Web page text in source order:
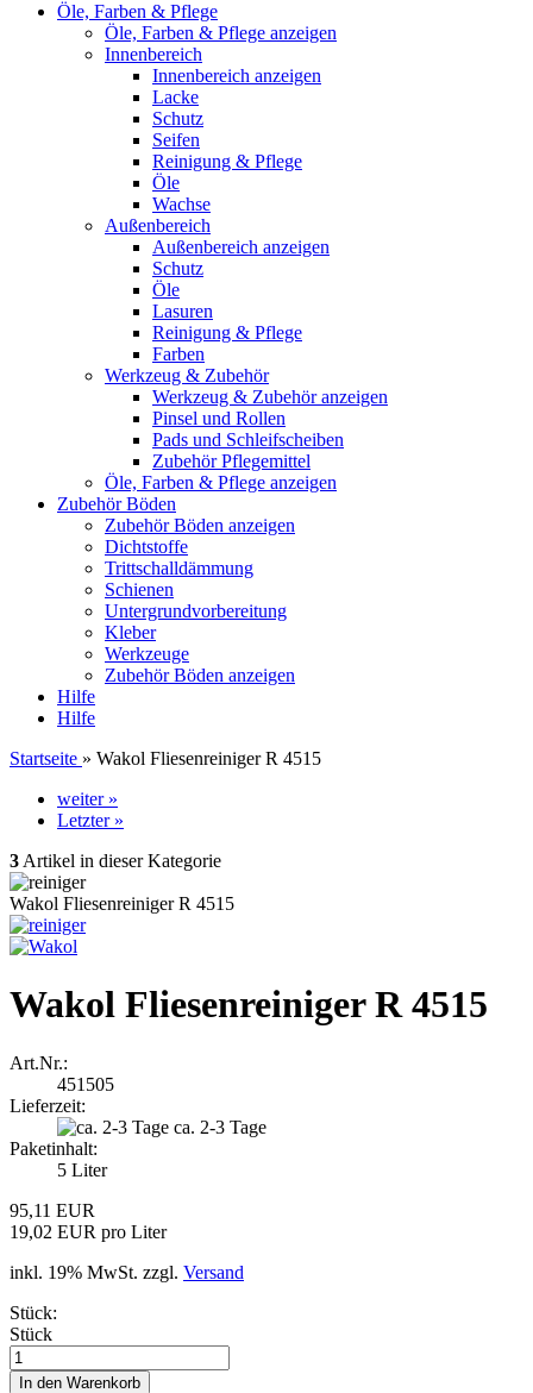
Öle, Farben & Pflege
Öle, Farben & Pflege anzeigen
Innenbereich
Innenbereich anzeigen
Lacke
Schutz
Seifen
Reinigung & Pflege
Öle
Wachse
Außenbereich
Außenbereich anzeigen
Schutz
Öle
Lasuren
Reinigung & Pflege
Farben
Werkzeug & Zubehör
Werkzeug & Zubehör anzeigen
Pinsel und Rollen
Pads und Schleifscheiben
Zubehör Pflegemittel
Öle, Farben & Pflege anzeigen
Zubehör Böden
Zubehör Böden anzeigen
Dichtstoffe
Trittschalldämmung
Schienen
Untergrundvorbereitung
Kleber
Werkzeuge
Zubehör Böden anzeigen
Hilfe
Hilfe
Startseite » Wakol Fliesenreiniger R 4515
weiter »
Letzter »
3 Artikel in dieser Kategorie
Wakol Fliesenreiniger R 4515
Wakol Fliesenreiniger R 4515
Art.Nr.:
451505
Lieferzeit:
ca. 2-3 Tage
Paketinhalt:
5 Liter
95,11 EUR
19,02 EUR pro Liter
inkl. 19% MwSt. zzgl. Versand
Stück:
Stück